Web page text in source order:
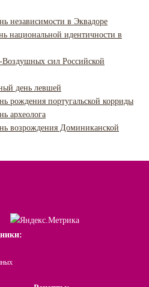
независимости в Эквадоре
национальной идентичности в
Воздушных сил Российской
день левшей
рождения португальской корриды
археолога
возрождения Доминиканской